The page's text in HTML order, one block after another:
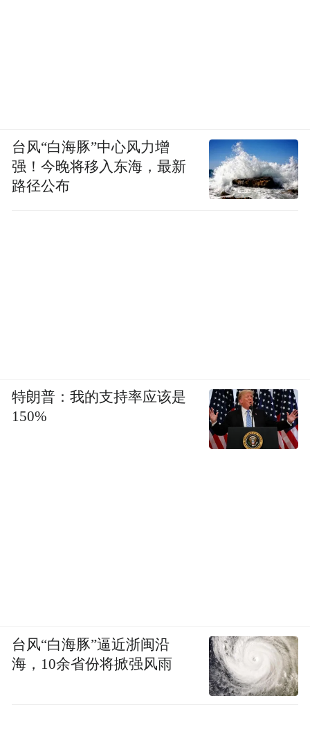
台风“白海豚”中心风力增
强！今晚将移入东海，最新
路径公布
特朗普：我的支持率应该是
150%
台风“白海豚”逼近浙闽沿
海，10余省份将掀强风雨